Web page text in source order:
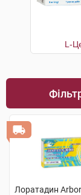
L-
Лоратадин